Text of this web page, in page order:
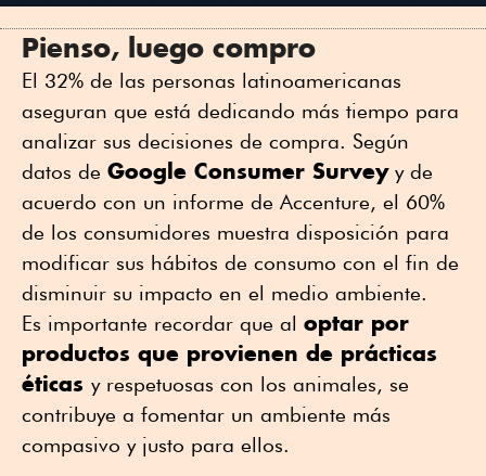
Pienso, luego compro
El 32% de las personas latinoamericanas
aseguran que está dedicando más tiempo para
analizar sus decisiones de compra. Según
datos de Google Consumer Surveyy de
acuerdo con un informe de Accenture, el 60%
de los consumidores muestra disposición para
modificar sus hábitos de consumo con el fin de
disminuir su impacto en el medio ambiente.
Es importante recordar que al optar por
productos que provienen de prácticas
éticas y respetuosas con los animales, se
contribuye a fomentar un ambiente más
compasivo y justo para ellos.